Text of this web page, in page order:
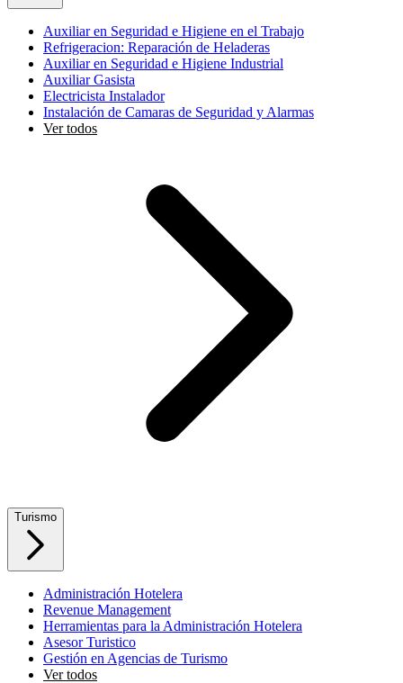
Auxiliar en Seguridad e Higiene en el Trabajo
Refrigeracion: Reparación de Heladeras
Auxiliar en Seguridad e Higiene Industrial
Auxiliar Gasista
Electricista Instalador
Instalación de Camaras de Seguridad y Alarmas
Ver todos
Turismo
Administración Hotelera
Revenue Management
Herramientas para la Administración Hotelera
Asesor Turistico
Gestión en Agencias de Turismo
Ver todos